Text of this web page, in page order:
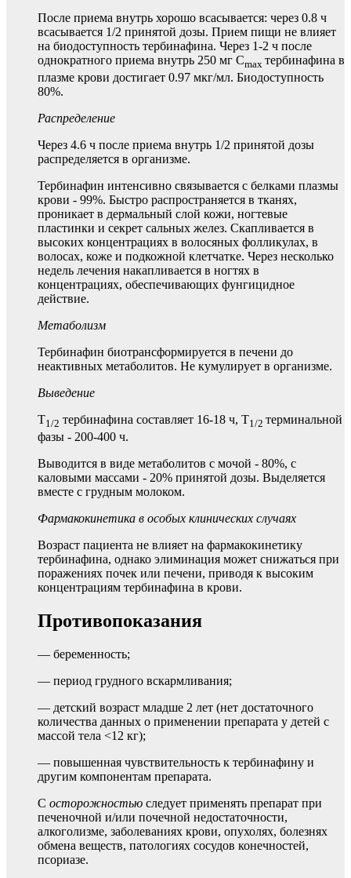
После приема внутрь хорошо всасывается: через 0.8 ч
всасывается 1/2 принятой дозы. Прием пищи не влияет
на биодоступность тербинафина. Через 1-2 ч после
однократного приема внутрь 250 мг Cmax тербинафина в
плазме крови достигает 0.97 мкг/мл. Биодоступность
80%.
Распределение
Через 4.6 ч после приема внутрь 1/2 принятой дозы
распределяется в организме.
Тербинафин интенсивно связывается с белками плазмы
крови - 99%. Быстро распространяется в тканях,
проникает в дермальный слой кожи, ногтевые
пластинки и секрет сальных желез. Скапливается в
высоких концентрациях в волосяных фолликулах, в
волосах, коже и подкожной клетчатке. Через несколько
недель лечения накапливается в ногтях в
концентрациях, обеспечивающих фунгицидное
действие.
Метаболизм
Тербинафин биотрансформируется в печени до
неактивных метаболитов. Не кумулирует в организме.
Выведение
T1/2 тербинафина составляет 16-18 ч, T1/2 терминальной
фазы - 200-400 ч.
Выводится в виде метаболитов с мочой - 80%, с
каловыми массами - 20% принятой дозы. Выделяется
вместе с грудным молоком.
Фармакокинетика в особых клинических случаях
Возраст пациента не влияет на фармакокинетику
тербинафина, однако элиминация может снижаться при
поражениях почек или печени, приводя к высоким
концентрациям тербинафина в крови.
Противопоказания
— беременность;
— период грудного вскармливания;
— детский возраст младше 2 лет (нет достаточного
количества данных о применении препарата у детей с
массой тела <12 кг);
— повышенная чувствительность к тербинафину и
другим компонентам препарата.
С осторожностью следует применять препарат при
печеночной и/или почечной недостаточности,
алкоголизме, заболеваниях крови, опухолях, болезнях
обмена веществ, патологиях сосудов конечностей,
псориазе.